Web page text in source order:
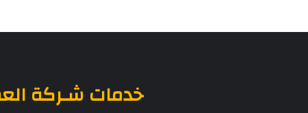
خدمات شـركة